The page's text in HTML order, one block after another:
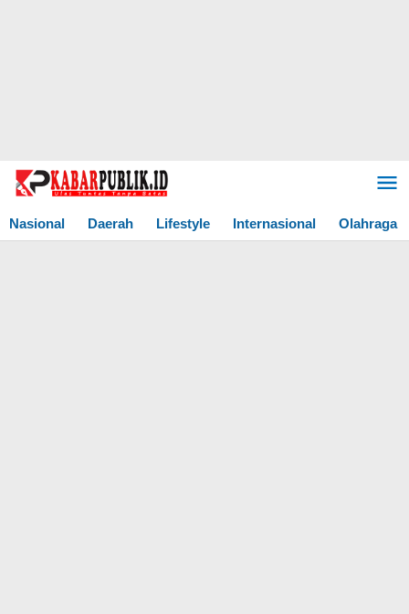
Lewati
Nasional
Daerah Lifestyle Internasional Olahraga